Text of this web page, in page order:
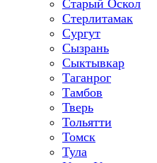
Старый Оскол
Стерлитамак
Сургут
Сызрань
Сыктывкар
Таганрог
Тамбов
Тверь
Тольятти
Томск
Тула